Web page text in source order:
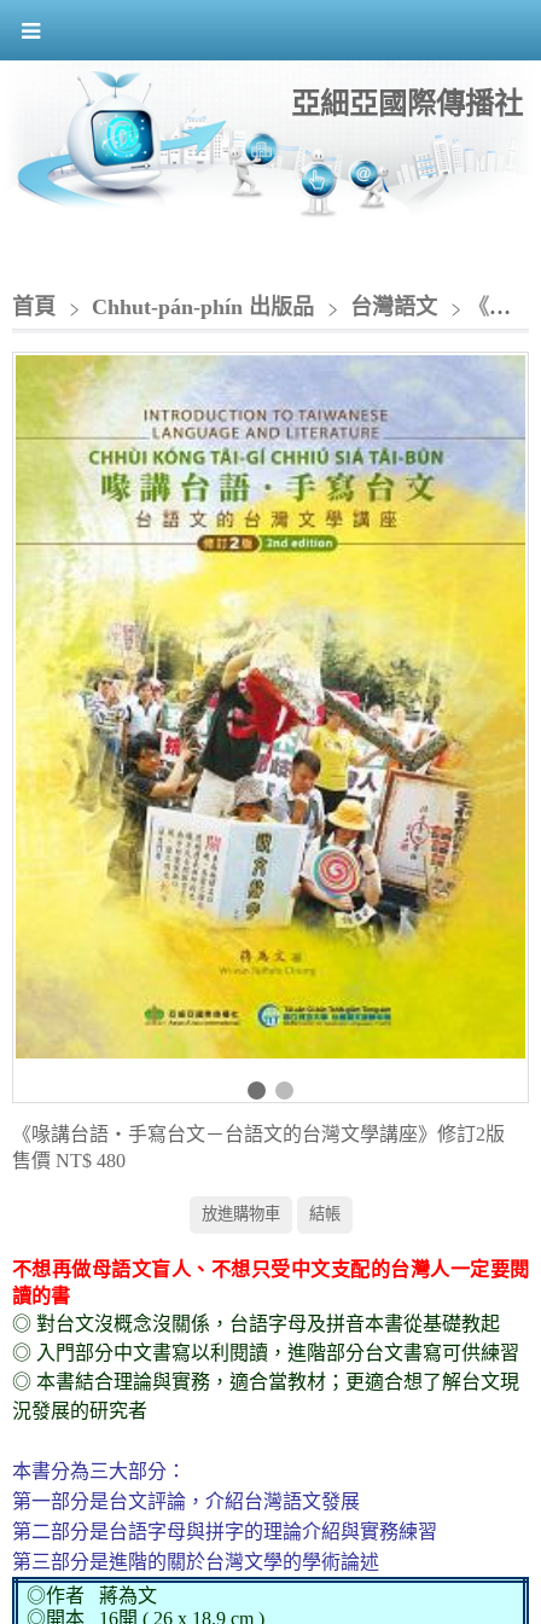
亞細亞國際傳播社
首頁 Chhut-pán-phín 出版品 台灣語文 《喙講台語‧手寫台文－台語文的台灣文學講座》修訂2版
《喙講台語‧手寫台文－台語文的台灣文學講座》修訂2版
售價 NT$ 480
不想再做母語文盲人、不想只受中文支配的台灣人一定要閱
讀的書
◎ 對台文沒概念沒關係，台語字母及拼音本書從基礎教起
◎ 入門部分中文書寫以利閱讀，進階部分台文書寫可供練習
◎ 本書結合理論與實務，適合當教材；更適合想了解台文現
況發展的研究者
本書分為三大部分：
第一部分是台文評論，介紹台灣語文發展
第二部分是台語字母與拼字的理論介紹與實務練習
第三部分是進階的關於台灣文學的學術論述
◎作者 蔣為文
◎開本 16開 ( 26 x 18.9 cm )